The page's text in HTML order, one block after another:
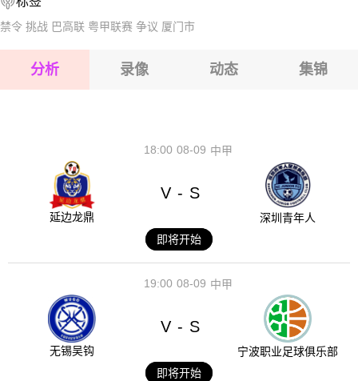
2026-08-15 【球会友谊】 雷欧贝多夫VS弗洛里茨多夫
禁令 挑战 巴高联 粤甲联赛 争议 厦门市
分析 录像 动态 集锦
08-09
18:00 中甲
延边龙鼎
V - S
深圳青年人
即将开始
08-09
19:00 中甲
无锡吴钩
V - S
宁波职业足球俱乐部
即将开始